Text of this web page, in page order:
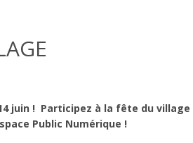
juin ! Participez à la fête du
Public Numérique !